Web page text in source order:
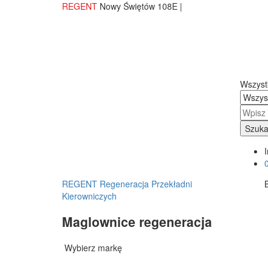
REGENT Nowy Świętów 108E |
REGENT Regeneracja Przekładni
Kierowniczych
Maglownice regeneracja
Wybierz markę
0